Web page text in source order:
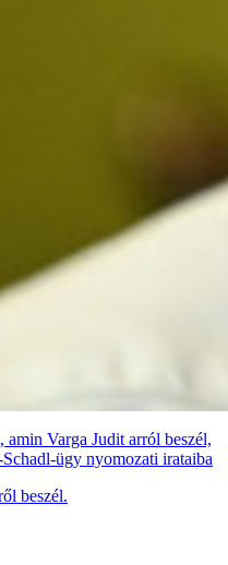
Varga Judit arról beszél,
ügy nyomozati irataiba
beszél.